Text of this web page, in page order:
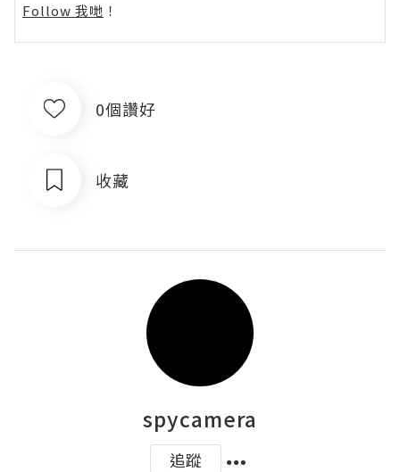
Follow 我哋 ！
0個讚好
收藏
spycamera
追蹤